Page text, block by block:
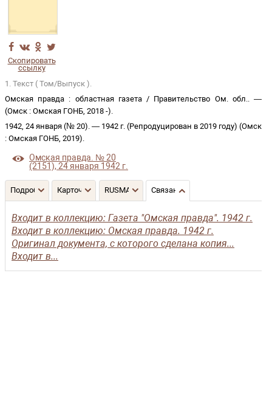
Скопировать
ссылку
1. Текст ( Том/Выпуск ).
Омская правда : областная газета / Правительство Ом. обл.. —
(Омск : Омская ГОНБ, 2018 -).
1942, 24 января (№ 20). — 1942 г. (Репродуцирован в 2019 году)(Омск
: Омская ГОНБ, 2019).
Омская правда. № 20
(2151), 24 января 1942 г.
Подробнее Карточка RUSMARC Связанные записи
Входит в коллекцию: Газета "Омская правда". 1942 г.
Входит в коллекцию: Омская правда. 1942 г.
Оригинал документа, с которого сделана копия...
Входит в...